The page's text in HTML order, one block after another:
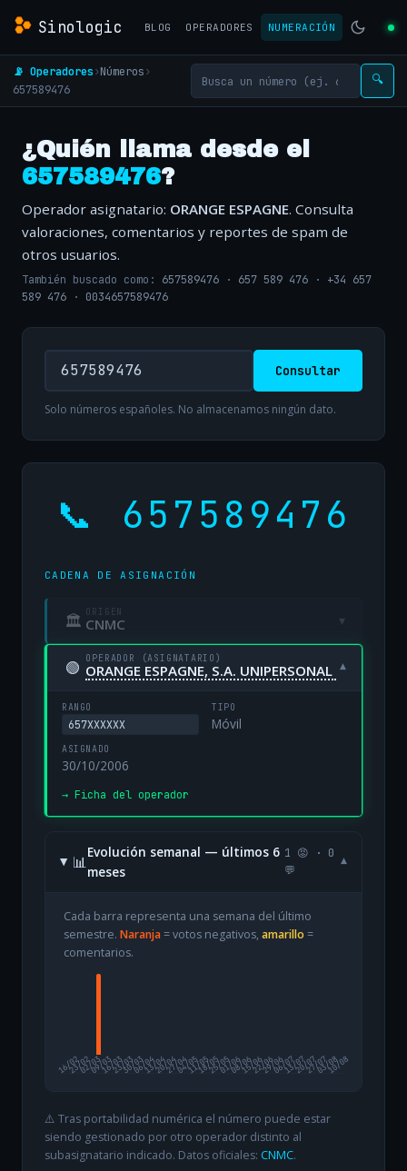
Sinologic BLOG OPERADORES NUMERACIÓN
📡 Operadores›Números›
657589476
🔍
¿Quién llama desde el
657589476?
Operador asignatario: ORANGE ESPAGNE. Consulta
valoraciones, comentarios y reportes de spam de
otros usuarios.
También buscado como: 657589476 · 657 589 476 · +34 657
589 476 · 0034657589476
Consultar
Solo números españoles. No almacenamos ningún dato.
📞 657589476
CADENA DE ASIGNACIÓN
🏛 ORIGEN
CNMC ▾
🟢 OPERADOR (ASIGNATARIO)
ORANGE ESPAGNE, S.A. UNIPERSONAL ▾
RANGO
657XXXXXX
TIPO
Móvil
ASIGNADO
30/10/2006
→ Ficha del operador
📊
Evolución semanal — últimos 6
meses
1 😡 · 0
💬
▾
Cada barra representa una semana del último
semestre. Naranja= votos negativos, amarillo =
comentarios.
16/02
23/0202/0309/0316/0323/0330/0306/0413/0420/0427/0404/0511/0518/0525/0501/0608/0615/0622/0629/0606/0713/0720/0727/0703/08
10/08
⚠️ Tras portabilidad numérica el número puede estar
siendo gestionado por otro operador distinto al
subasignatario indicado. Datos oficiales: CNMC.